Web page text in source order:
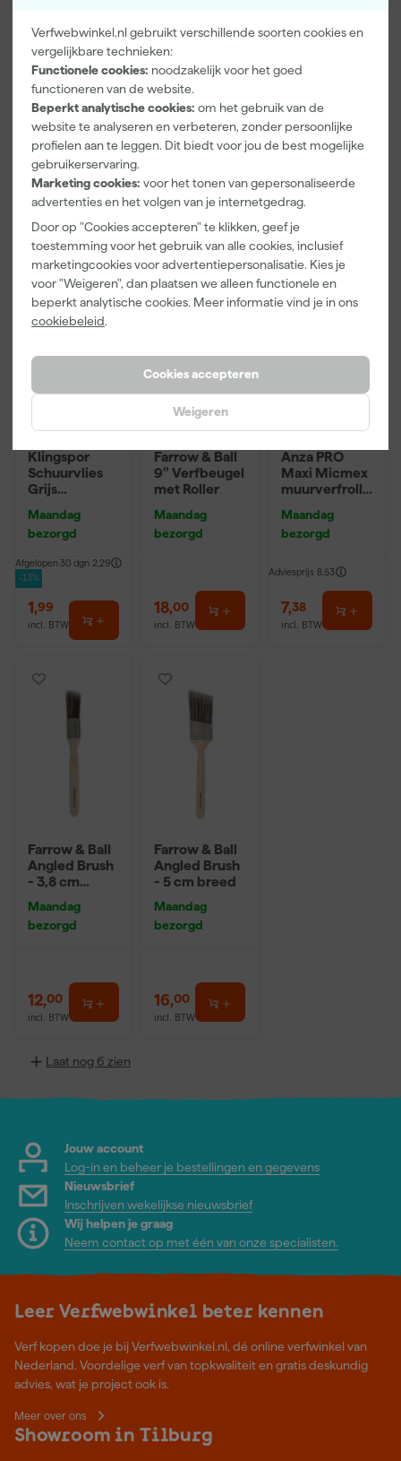
Verfwebwinkel.nl gebruikt verschillende soorten cookies en
vergelijkbare technieken:
Functionele cookies: noodzakelijk voor het goed
functioneren van de website.
Beperkt analytische cookies: om het gebruik van de
website te analyseren en verbeteren, zonder persoonlijke
profielen aan te leggen. Dit biedt voor jou de best mogelijke
gebruikerservaring.
Marketing cookies: voor het tonen van gepersonaliseerde
advertenties en het volgen van je internetgedrag.
Door op "Cookies accepteren" te klikken, geef je
toestemming voor het gebruik van alle cookies, inclusief
marketingcookies voor advertentiepersonalisatie. Kies je
voor "Weigeren", dan plaatsen we alleen functionele en
beperkt analytische cookies. Meer informatie vind je in ons
cookiebeleid.
Cookies accepteren
Weigeren
Kip Tape
3308-24
Washi Tec
Schilderstape
Gold - 24mm
x 50m
Maandag
bezorgd
incl. BTW
Farrow & Ball
F&B
Kleurenwaaie
r
Maandag
bezorgd
incl. BTW
Go!Paint Roll
12cm Roller -
0,5L + 5
Inzetbakken
Maandag
bezorgd
incl. BTW
Klingspor
Schuurvlies
Grijs
Ultra Fijn
Maandag
bezorgd
Afgelopen 30 dgn 2,29
-13%
1,99
incl. BTW
Farrow & Ball
9" Verfbeugel
met Roller
Maandag
bezorgd
18,00
incl. BTW
Anza PRO
Maxi Micmex
muurverfrolle
Maandag
bezorgd
Adviesprijs 8,53
7,38
incl. BTW
Farrow & Ball
Angled Brush
- 3,8 cm
Maandag
bezorgd
12,00
incl. BTW
Farrow & Ball
Angled Brush
- 5 cm breed
Maandag
bezorgd
16,00
incl. BTW
Laat nog 6 zien
Jouw account
Log-in en beheer je bestellingen en gegevens
Nieuwsbrief
Inschrijven wekelijkse nieuwsbrief
Wij helpen je graag
Neem contact op met één van onze specialisten.
Leer Verfwebwinkel beter kennen
Verf kopen doe je bij Verfwebwinkel.nl, dé online verfwinkel van
Nederland. Voordelige verf van topkwaliteit en gratis deskundig
advies, wat je project ook is.
Meer over ons
Showroom in Tilburg